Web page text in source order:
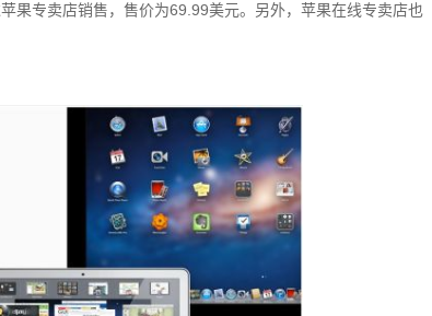
果专卖店销售，售价为69.99美元。另外，苹果在线专卖店也